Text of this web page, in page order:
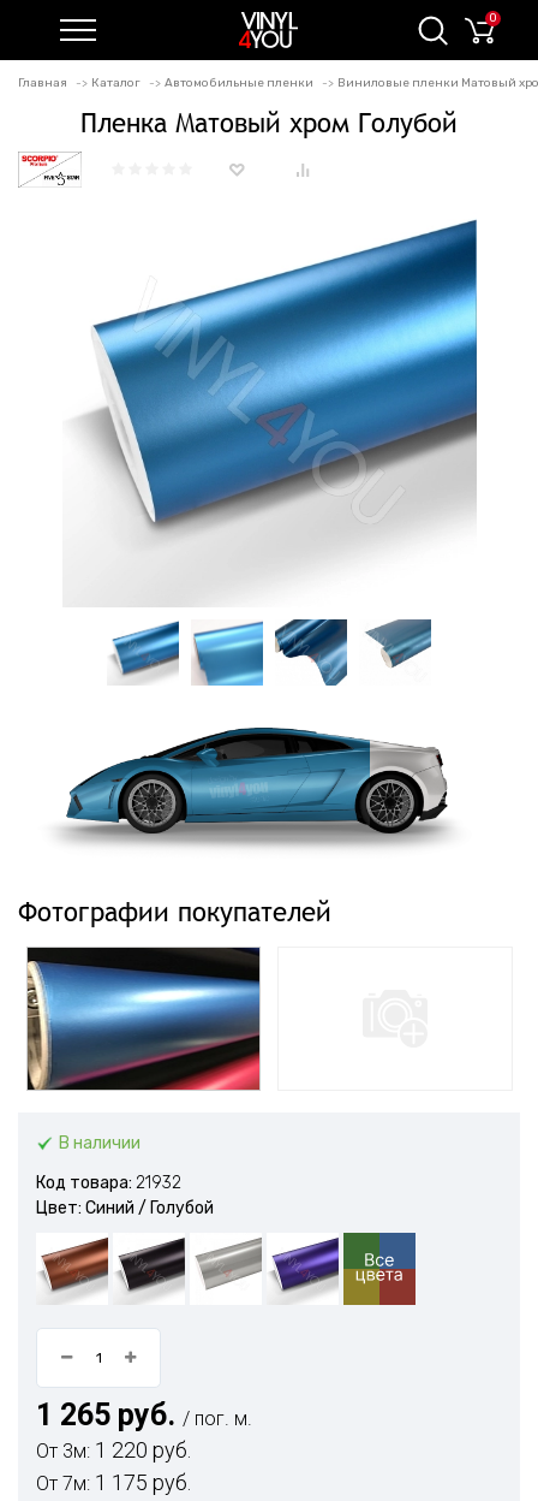
0
Главная Каталог Автомобильные пленки Виниловые пленки Матовый
Пленка Матовый хром Голубой
Фотографии покупателей
В наличии
Код товара: 21932
Цвет: Синий / Голубой
1 265 руб. / пог. м.
От 3м: 1 220 руб.
От 7м: 1 175 руб.